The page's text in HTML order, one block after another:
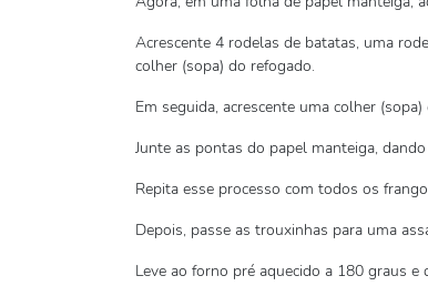
Acrescente 4 rodelas de batatas, uma
colher (sopa) do refogado.
Em seguida, acrescente uma colher
Junte as pontas do papel manteiga,
Repita esse processo com todos os
Depois, passe as trouxinhas para uma
Leve ao forno pré aquecido a 180 graus